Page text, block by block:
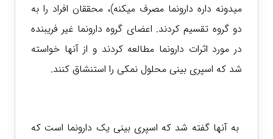
میدونه داره دارونما مصرف میکنه)، محققان افراد را به
دو گروه تقسیم کردند. اعضای گروه دارونما غیر فریبنده
در مورد اثرات دارونما مطالعه کردند و از آنها خواسته
شد که اسپری بینی محلول نمکی را استنشاق کنند.
به آنها گفته شد که اسپری بینی یک دارونما است که